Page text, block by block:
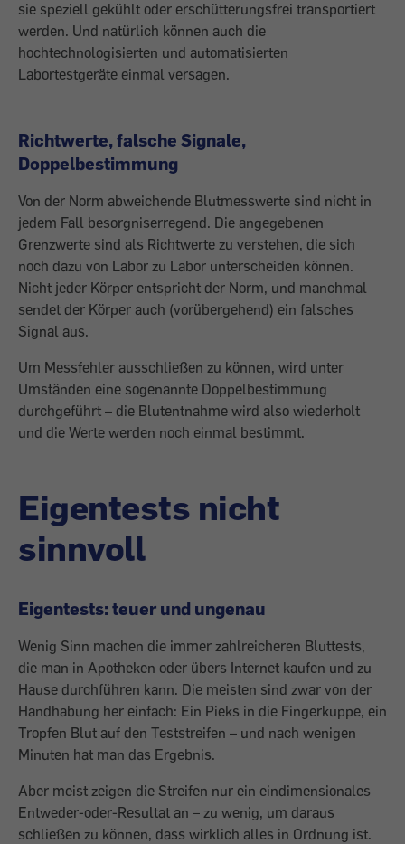
sie speziell gekühlt oder erschütterungsfrei transportiert
werden. Und natürlich können auch die
hochtechnologisierten und automatisierten
Labortestgeräte einmal versagen.
Richtwerte, falsche Signale,
Doppelbestimmung
Von der Norm abweichende Blutmesswerte sind nicht in
jedem Fall besorgniserregend. Die angegebenen
Grenzwerte sind als Richtwerte zu verstehen, die sich
noch dazu von Labor zu Labor unterscheiden können.
Nicht jeder Körper entspricht der Norm, und manchmal
sendet der Körper auch (vorübergehend) ein falsches
Signal aus.
Um Messfehler ausschließen zu können, wird unter
Umständen eine sogenannte Doppelbestimmung
durchgeführt – die Blutentnahme wird also wiederholt
und die Werte werden noch einmal bestimmt.
Eigentests nicht
sinnvoll
Eigentests: teuer und ungenau
Wenig Sinn machen die immer zahlreicheren Bluttests,
die man in Apotheken oder übers Internet kaufen und zu
Hause durchführen kann. Die meisten sind zwar von der
Handhabung her einfach: Ein Pieks in die Fingerkuppe, ein
Tropfen Blut auf den Teststreifen – und nach wenigen
Minuten hat man das Ergebnis.
Aber meist zeigen die Streifen nur ein eindimensionales
Entweder-oder-Resultat an – zu wenig, um daraus
schließen zu können, dass wirklich alles in Ordnung ist.